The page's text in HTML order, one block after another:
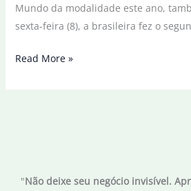
Mundo da modalidade este ano,
sexta-feira (8), a brasileira fez o
Nicole
de
Read More »
"Não deixe seu negócio invisível.